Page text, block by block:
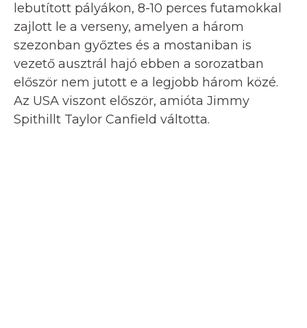
lebutított pályákon, 8-10 perces futamokkal
zajlott le a verseny, amelyen a három
szezonban győztes és a mostaniban is
vezető ausztrál hajó ebben a sorozatban
először nem jutott e a legjobb három közé.
Az USA viszont először, amióta Jimmy
Spithillt Taylor Canfield váltotta.